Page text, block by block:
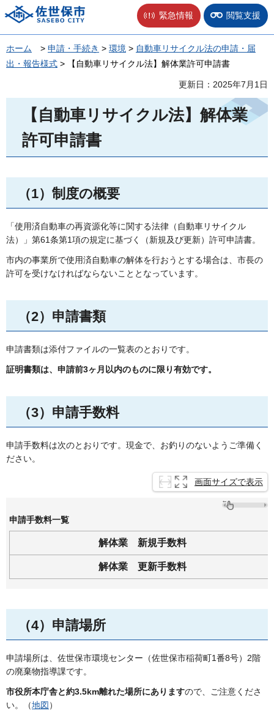
佐世保市 緊急情報 閲覧支援
ホーム > 申請・手続き > 環境 > 自動車リサイクル法の申請・届
出・報告様式 > 【自動車リサイクル法】解体業許可申請書
更新日：2025年7月1日
【自動車リサイクル法】解体業
許可申請書
（1）制度の概要
「使用済自動車の再資源化等に関する法律（自動車リサイクル
法）」第61条第1項の規定に基づく（新規及び更新）許可申請書。
市内の事業所で使用済自動車の解体を行おうとする場合は、市長の
許可を受けなければならないこととなっています。
（2）申請書類
申請書類は添付ファイルの一覧表のとおりです。
証明書類は、申請前3ヶ月以内のものに限り有効です。
（3）申請手数料
申請手数料は次のとおりです。現金で、お釣りのないようご準備く
ださい。
画面サイズで表示
申請手数料一覧
解体業 新規手数料
解体業 更新手数料
（4）申請場所
申請場所は、佐世保市環境センター（佐世保市稲荷町1番8号）2階
の廃棄物指導課です。
市役所本庁舎と約3.5km離れた場所にありますので、ご注意くださ
い。（地図 ）